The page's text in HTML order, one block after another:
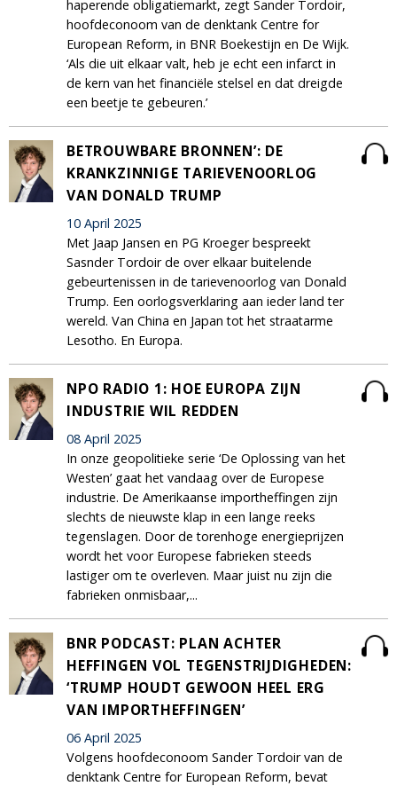
haperende obligatiemarkt, zegt Sander Tordoir,
hoofdeconoom van de denktank Centre for
European Reform, in BNR Boekestijn en De Wijk.
‘Als die uit elkaar valt, heb je echt een infarct in
de kern van het financiële stelsel en dat dreigde
een beetje te gebeuren.’
BETROUWBARE BRONNEN’: DE
KRANKZINNIGE TARIEVENOORLOG
VAN DONALD TRUMP
10 April 2025
Met Jaap Jansen en PG Kroeger bespreekt
Sasnder Tordoir de over elkaar buitelende
gebeurtenissen in de tarievenoorlog van Donald
Trump. Een oorlogsverklaring aan ieder land ter
wereld. Van China en Japan tot het straatarme
Lesotho. En Europa.
NPO RADIO 1: HOE EUROPA ZIJN
INDUSTRIE WIL REDDEN
08 April 2025
In onze geopolitieke serie ‘De Oplossing van het
Westen’ gaat het vandaag over de Europese
industrie. De Amerikaanse importheffingen zijn
slechts de nieuwste klap in een lange reeks
tegenslagen. Door de torenhoge energieprijzen
wordt het voor Europese fabrieken steeds
lastiger om te overleven. Maar juist nu zijn die
fabrieken onmisbaar,...
BNR PODCAST: PLAN ACHTER
HEFFINGEN VOL TEGENSTRIJDIGHEDEN:
‘TRUMP HOUDT GEWOON HEEL ERG
VAN IMPORTHEFFINGEN’
06 April 2025
Volgens hoofdeconoom Sander Tordoir van de
denktank Centre for European Reform, bevat